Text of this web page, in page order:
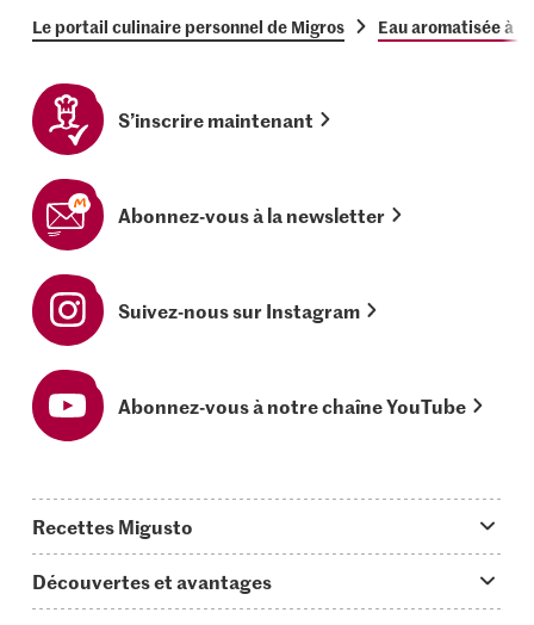
Le portail culinaire personnel de Migros Eau aromatisée à
S’inscrire maintenant
Abonnez-vous à la newsletter
Suivez-nous sur Instagram
Abonnez-vous à notre chaîne YouTube
Recettes Migusto
Idées de menus
Découvertes et avantages